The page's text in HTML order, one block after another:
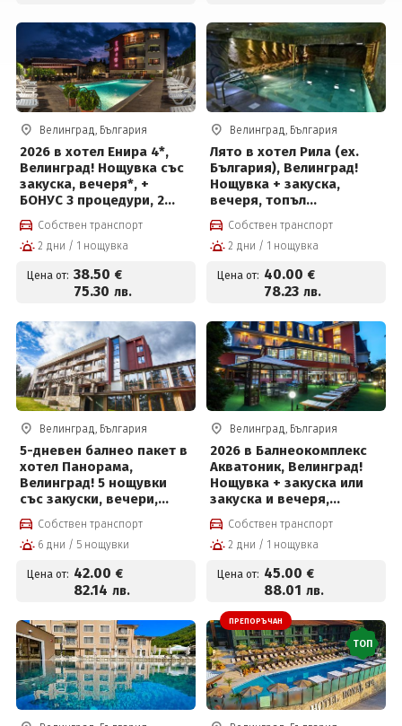
Велинград, България
2026 в хотел Енира 4*,
Велинград! Нощувка със
закуска, вечеря*, +
БОНУС 3 процедури, 2
басейна с минерална
вода, детски басейн,
джакузи и СПА пакет на
Собствен транспорт
2 дни / 1 нощувка
Цена от: 38.50 €
75.30 лв.
Велинград, България
Лято в хотел Рила (ех.
България), Велинград!
Нощувка + закуска,
вечеря, топъл
минерален басейн и СПА
пакетСобствен транспорт
2 дни / 1 нощувка
Цена от: 40.00 €
78.23 лв.
Велинград, България
5-дневен балнео пакет в
хотел Панорама,
Велинград! 5 нощувки
със закуски, вечери,
лекарски преглед, 2
физиотерапевтични
процедури на ден,
басейн с минерална вода
и солна стая за 42 евро
на човек на ден
Собствен транспорт
6 дни / 5 нощувки
Цена от: 42.00 €
82.14 лв.
Велинград, България
2026 в Балнеокомплекс
Акватоник, Велинград!
Нощувка + закуска или
закуска и вечеря,
вътрешен и външен
акватоничен басейн и
Уелнес пакет на цени от
45 евро на човек
Собствен транспорт
2 дни / 1 нощувка
Цена от: 45.00 €
88.01 лв.
ПРЕПОРЪЧАН
ТОП